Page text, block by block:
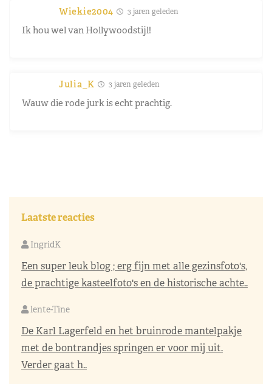
Wiekie2004 3 jaren geleden
Ik hou wel van Hollywoodstijl!
Julia_K 3 jaren geleden
Wauw die rode jurk is echt prachtig.
Laatste reacties
IngridK
Een super leuk blog ; erg fijn met alle gezinsfoto's,
de prachtige kasteelfoto's en de historische achte..
lente-Tine
De Karl Lagerfeld en het bruinrode mantelpakje
met de bontrandjes springen er voor mij uit.
Verder gaat h..